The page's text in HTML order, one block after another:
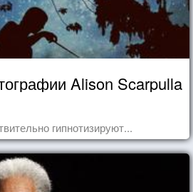
Alison Scarpulla
гипнотизируют...